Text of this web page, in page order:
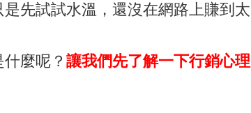
先試試水溫，還沒在網路上賺到太
麼呢？ 讓我們先了解一下行銷心理